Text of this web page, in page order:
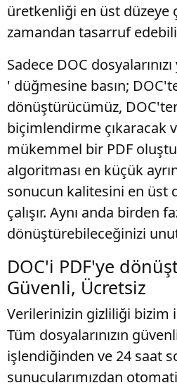
üretkenliği en üst düzeye
zamandan tasarruf
Sadece DOC
' düğmesine basın;
dönüştürücümüz,
biçimlendirme çıkaracak
mükemmel bir PDF
algoritması en küçük
sonucun kalitesini en üst
çalışır. Aynı anda birden
dönüştürebileceğinizi
DOC'i PDF'ye
Güvenli, Ücretsiz
Verilerinizin gizliliği bizim
Tüm dosyalarınızın
işlendiğinden ve 24 saat
sunucularımızdan